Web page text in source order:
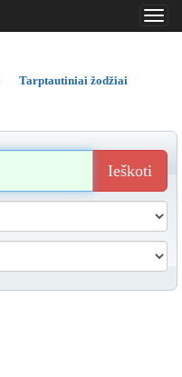
..
..
Tarptautiniai žodžiai
Ieškoti